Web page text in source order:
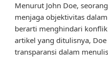
Menurut John Doe,
menjaga objektivitas
berarti menghindari
artikel yang ditulisnya,
transparansi dalam